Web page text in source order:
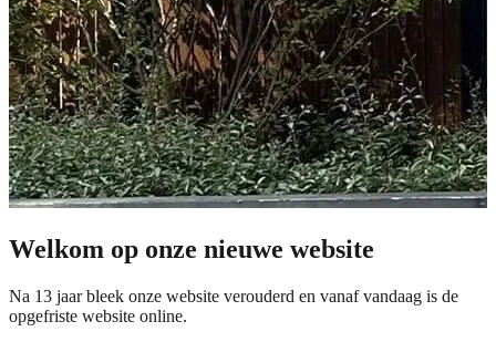
Welkom op onze nieuwe website
Na 13 jaar bleek onze website verouderd en vanaf vandaag is de
opgefriste website online.